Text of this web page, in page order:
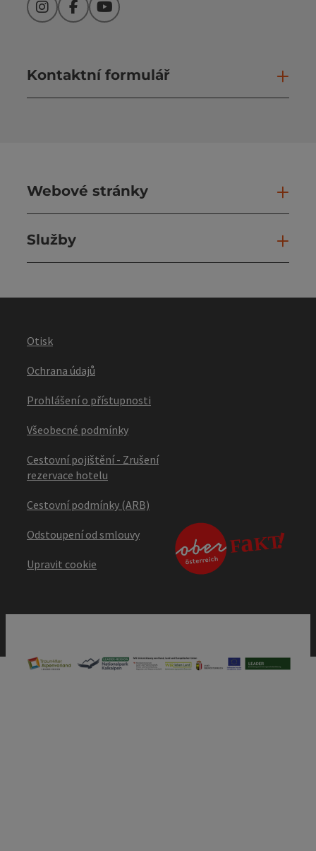
InstagramFacebookYouTube
Kontaktní formulář
Webové stránky
Služby
Otisk
Ochrana údajů
Prohlášení o přístupnosti
Všeobecné podmínky
Cestovní pojištění - Zrušení
rezervace hotelu
Cestovní podmínky (ARB)
Odstoupení od smlouvy
Upravit cookie